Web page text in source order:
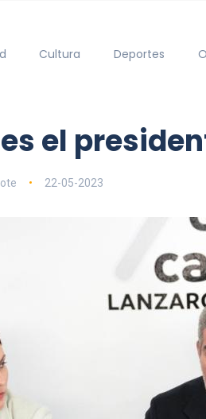
Cultura Deportes
el
22-05-2023